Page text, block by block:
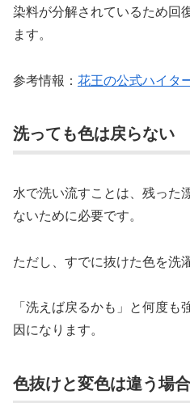
染料が分解されているため回
ます。
参考情報： 花王の公式ハイタ
洗っても色は戻らない
水で洗い流すことは、残った
ないために必要です。
ただし、すでに抜けた色を洗
「洗えば戻るかも」と何度
因になります。
色抜けと変色は違う場